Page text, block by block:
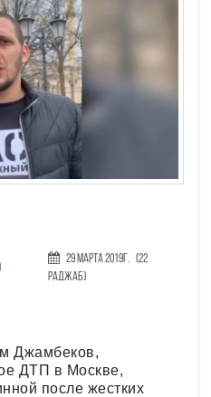
29 Марта 2019г.
(22
Раджаб)
Джамбеков,
ДТП в Москве,
после жестких